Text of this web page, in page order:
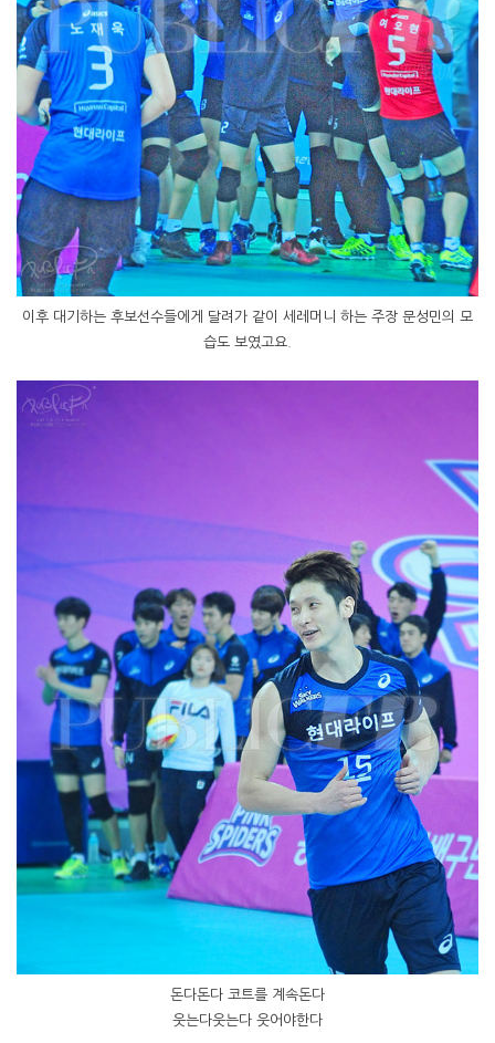
이후 대기하는 후보선수들에게 달려가 같이 세레머니 하는 주장 문성민의 모
습도 보였고요.
돈다돈다 코트를 계속돈다
웃는다웃는다 웃어야한다